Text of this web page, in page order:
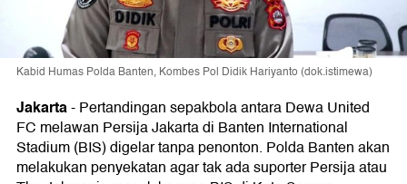
Kabid Humas Polda Banten, Kombes Pol Didik Hariyanto (dok.istimewa)
Jakarta-Pertandingan sepakbola antara Dewa United
FC melawan Persija Jakarta di Banten International
Stadium (BIS) digelar tanpa penonton. Polda Banten akan
melakukan penyekatan agar tak ada suporter Persija atau